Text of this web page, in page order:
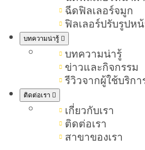
ฉีดฟิลเลอร์จมูก
ฟิลเลอร์ปรับรูปหน้
บทความน่ารู้
บทความน่ารู้
ข่าวและกิจกรรม
รีวิวจากผู้ใช้บริกา
ติดต่อเรา
เกี่ยวกับเรา
ติดต่อเรา
สาขาของเรา
เยาว์ได้โดยไม่ต้องเจ็บตั
ในบทความนี้จะมาเปรียบ
Prime VS Emface ว่าทั้งส
นี้มีหลักการทำงานแตกต่า
ช่วยในเรื่องใด เหมาะกับ
กับใคร มีผลข้างเคียงหรือ
เตรียมตัวหรือดูแลตัวเองอ
ก่อนและหลังทำ เพื่อช่วย